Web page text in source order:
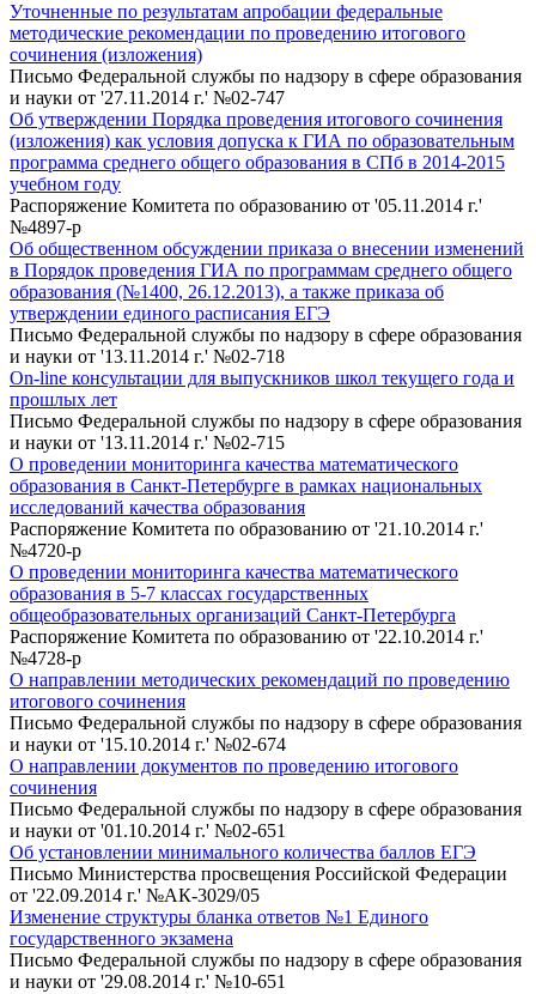
Уточненные по результатам апробации федеральные
методические рекомендации по проведению итогового
сочинения (изложения)
Письмо Федеральной службы по надзору в сфере образования
и науки от '27.11.2014 г.' №02-747
Об утверждении Порядка проведения итогового сочинения
(изложения) как условия допуска к ГИА по образовательным
программа среднего общего образования в СПб в 2014-2015
учебном году
Распоряжение Комитета по образованию от '05.11.2014 г.'
№4897-р
Об общественном обсуждении приказа о внесении изменений
в Порядок проведения ГИА по программам среднего общего
образования (№1400, 26.12.2013), а также приказа об
утверждении единого расписания ЕГЭ
Письмо Федеральной службы по надзору в сфере образования
и науки от '13.11.2014 г.' №02-718
On-line консультации для выпускников школ текущего года и
прошлых лет
Письмо Федеральной службы по надзору в сфере образования
и науки от '13.11.2014 г.' №02-715
О проведении мониторинга качества математического
образования в Санкт-Петербурге в рамках национальных
исследований качества образования
Распоряжение Комитета по образованию от '21.10.2014 г.'
№4720-р
О проведении мониторинга качества математического
образования в 5-7 классах государственных
общеобразовательных организаций Санкт-Петербурга
Распоряжение Комитета по образованию от '22.10.2014 г.'
№4728-р
О направлении методических рекомендаций по проведению
итогового сочинения
Письмо Федеральной службы по надзору в сфере образования
и науки от '15.10.2014 г.' №02-674
О направлении документов по проведению итогового
сочинения
Письмо Федеральной службы по надзору в сфере образования
и науки от '01.10.2014 г.' №02-651
Об установлении минимального количества баллов ЕГЭ
Письмо Министерства просвещения Российской Федерации
от '22.09.2014 г.' №АК-3029/05
Изменение структуры бланка ответов №1 Единого
государственного экзамена
Письмо Федеральной службы по надзору в сфере образования
и науки от '29.08.2014 г.' №10-651